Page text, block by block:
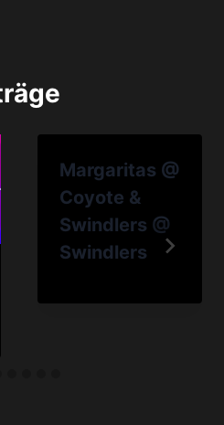
Margaritas @
Coyote &
Swindlers @
Swindlers